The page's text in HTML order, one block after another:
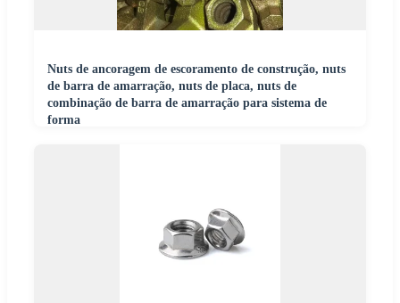
Nuts de ancoragem de escoramento de construção, nuts
de barra de amarração, nuts de placa, nuts de
combinação de barra de amarração para sistema de
forma